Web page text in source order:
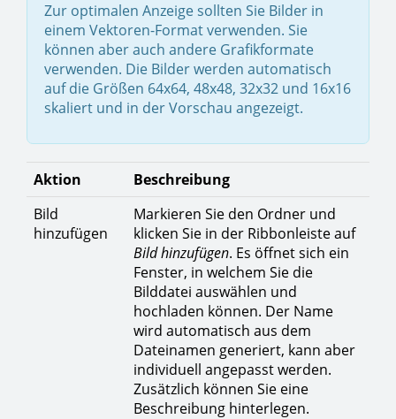
Zur optimalen Anzeige sollten Sie Bilder in
einem Vektoren-Format verwenden. Sie
können aber auch andere Grafikformate
verwenden. Die Bilder werden automatisch
auf die Größen 64x64, 48x48, 32x32 und 16x16
skaliert und in der Vorschau angezeigt.
Aktion
Beschreibung
Bild
hinzufügen
Markieren Sie den Ordner und
klicken Sie in der Ribbonleiste auf
Bild hinzufügen. Es öffnet sich ein
Fenster, in welchem Sie die
Bilddatei auswählen und
hochladen können. Der Name
wird automatisch aus dem
Dateinamen generiert, kann aber
individuell angepasst werden.
Zusätzlich können Sie eine
Beschreibung hinterlegen.